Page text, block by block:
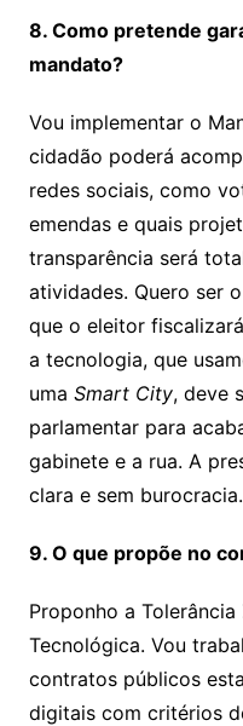
8. Como pretende
mandato?
Vou implementar o
cidadão poderá
redes sociais, como
emendas e quais
transparência será
atividades. Quero ser
que o eleitor
a tecnologia, que
uma Smart City, deve
parlamentar para
gabinete e a rua. A
clara e sem burocracia.
9. O que propõe no
Proponho a
Tecnológica. Vou
contratos públicos
digitais com critérios